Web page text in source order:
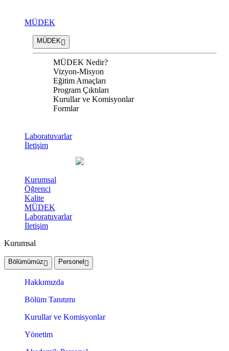
MÜDEK
MÜDEK
MÜDEK Nedir?
Vizyon-Misyon
Eğitim Amaçları
Program Çıktıları
Kurullar ve Komisyonlar
Formlar
Laboratuvarlar
İletişim
Kurumsal
Öğrenci
Kalite
MÜDEK
Laboratuvarlar
İletişim
Kurumsal
Bölümümüz Personel
Hakkımızda
Bölüm Tanıtımı
Kurullar ve Komisyonlar
Yönetim